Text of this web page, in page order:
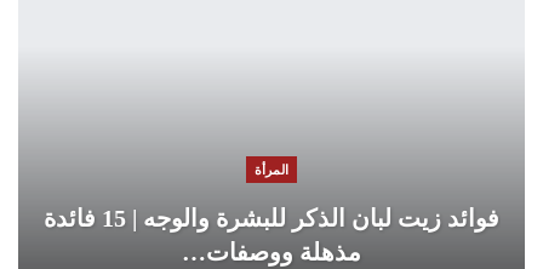
المرأة
فوائد زيت لبان الذكر للبشرة والوجه | 15 فائدة
مذهلة ووصفات…